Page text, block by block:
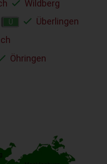
Wildberg
Ü Überlingen
Öhringen